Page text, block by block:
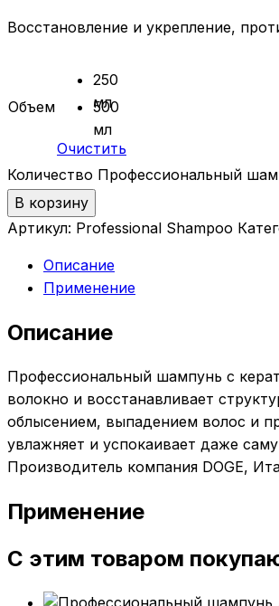
Восстановление и укрепление,
Объем
250
мл
500
мл
Очистить
Количество Профессиональный
В корзину
Артикул: Professional Shampoo
Описание
Применение
Описание
Профессиональный шампунь с
волокно и восстанавливает
облысением, выпадением волос и
увлажняет и успокаивает даже
Производитель компания DOGE,
Применение
С этим товаром